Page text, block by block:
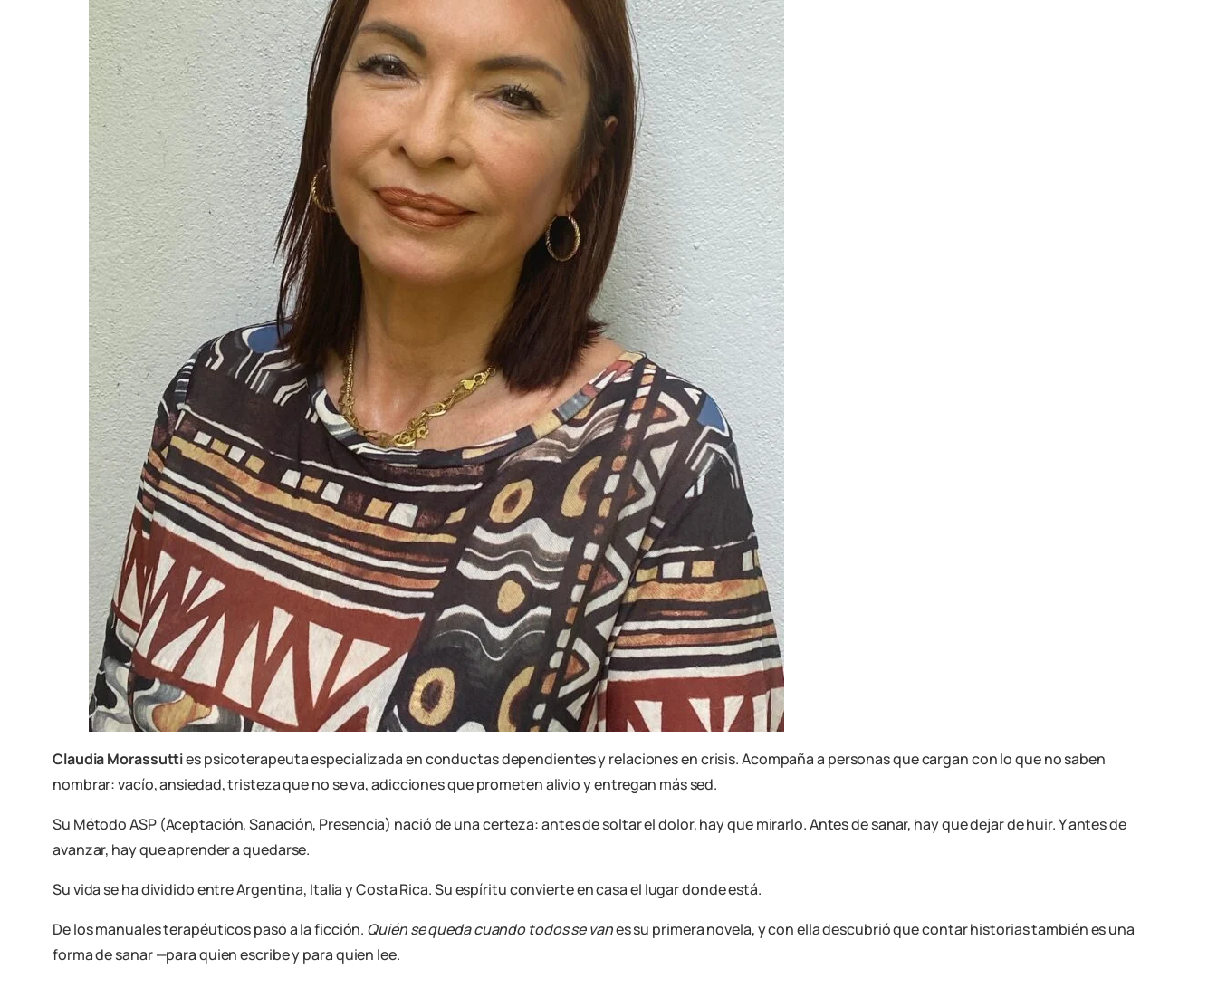
Claudia Morassutties psicoterapeuta especializada en conductas dependientes y relaciones en crisis. Acompaña a personas que cargan con lo que no saben
nombrar: vacío, ansiedad, tristeza que no se va, adicciones que prometen alivio y entregan más sed.
Su Método ASP (Aceptación, Sanación, Presencia) nació de una certeza: antes de soltar el dolor, hay que mirarlo. Antes de sanar, hay que dejar de huir. Y antes de
avanzar, hay que aprender a quedarse.
Su vida se ha dividido entre Argentina, Italia y Costa Rica. Su espíritu convierte en casa el lugar donde está.
De los manuales terapéuticos pasó a la ficción. Quién se queda cuando todos se vanes su primera novela, y con ella descubrió que contar historias también es una
forma de sanar —para quien escribe y para quien lee.